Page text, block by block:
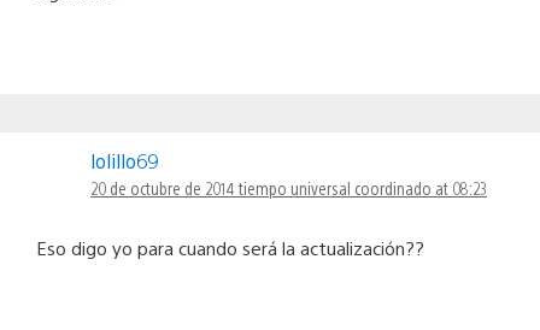
lolillo69
20 de octubre de 2014 tiempo universal coordinado at 08:23
Eso digo yo para cuando será la actualización??